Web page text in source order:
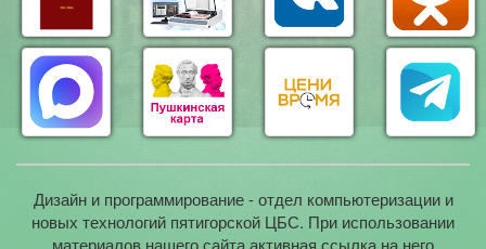
Дизайн и программирование - отдел компьютеризации и
новых технологий пятигорской ЦБС. При использовании